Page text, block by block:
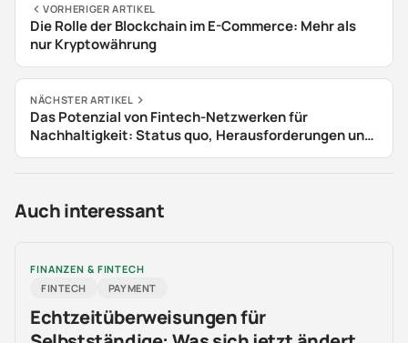
VORHERIGER ARTIKEL
Die Rolle der Blockchain im E-Commerce: Mehr als
nur Kryptowährung
NÄCHSTER ARTIKEL
Das Potenzial von Fintech-Netzwerken für
Nachhaltigkeit: Status quo, Herausforderungen und
Best Practices
Auch interessant
FINANZEN & FINTECH
FINTECH
PAYMENT
Echtzeitüberweisungen für